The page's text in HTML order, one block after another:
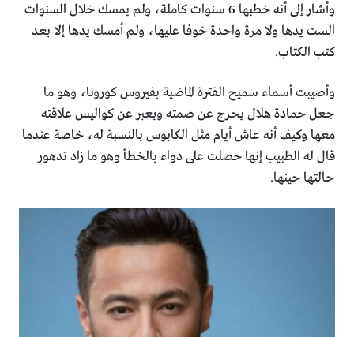
وأشار إلى أنه خطبها 6 سنوات كاملة، ولم يمسك خلال السنوات
‏الست يدها ولا مرة واحدة خوفا عليها، ولم أمسك يدها إلا بعد
‏كتب الكتاب.‏
وأصيبت أسماء سميح الفترة الماضية بفيروس كورونا، وهو ما
‏جعل حمادة هلال يخرج عن صمته ويعبر عن كواليس علاقته
معها ‏وكيف أنه عاش أيام مثل الكابوس بالنسبة له، خاصة عندما
قال له ‏الطبيب إنها حصلت على دواء بالخطأ وهو ما زاد تدهور
حالتها ‏حينها.‏